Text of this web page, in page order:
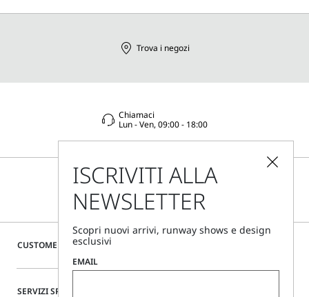
CUSTOMER CARE
SERVIZI SPECIALI
Trova i negozi
Chiamaci
Lun - Ven, 09:00 - 18:00
ISCRIVITI ALLA
NEWSLETTER
Scopri nuovi arrivi, runway shows e design
esclusivi
EMAIL